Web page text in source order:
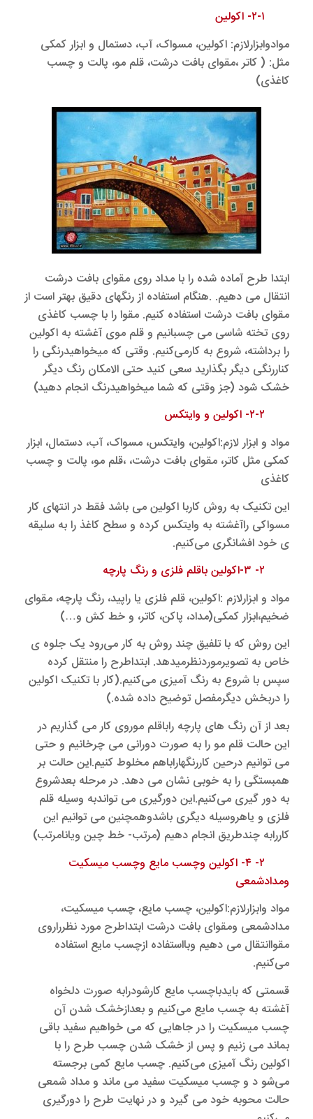
موادوابزارلازم: اکولین، مسواک، آب، دستمال و ابزار کمکی
مثل: ( کاتر ،مقوای بافت درشت، قلم مو، پالت و چسب
کاغذی)
ابتدا طرح آماده شده را با مداد روی مقوای بافت درشت
انتقال می دهیم. .هنگام استفاده از رنگهای دقیق بهتر است از
مقوای بافت درشت استفاده کنیم. مقوا را با چسب کاغذی
روی تخته شاسی می چسبانیم و قلم موی آغشته به اکولین
را برداشته، شروع به کارمی‌کنیم. وقتی که میخواهیدرنگی را
کناررنگی دیگر بگذارید سعی کنید حتی الامکان رنگ دیگر
خشک شود (جز وقتی که شما میخواهیدرنگ انجام دهید)
مواد و ابزار لازم:اکولین، وایتکس، مسواک، آب، دستمال، ابزار
کمکی مثل کاتر، مقوای بافت درشت، ،قلم مو، پالت و چسب
کاغذی
این تکنیک به روش کاربا اکولین می باشد فقط در انتهای کار
مسواکی راآغشته به وایتکس کرده و سطح کاغذ را به سلیقه
ی خود افشانگری می‌کنیم.
مواد و ابزارلازم :اکولین، قلم فلزی یا راپید، رنگ پارچه، مقوای
ضخیم،ابزار کمکی(مداد، پاکن، کاتر، و خط کش و…)
این روش که با تلفیق چند روش به کار می‌رود یک جلوه ی
خاص به تصویرموردنظرمیدهد. ابتداطرح را منتقل کرده
سپس با شروع به رنگ آمیزی می‌کنیم.(کار با تکنیک اکولین
را دربخش دیگرمفصل توضیح داده شده.)
بعد از آن رنگ های پارچه راباقلم موروی کار می گذاریم در
این حالت قلم مو را به صورت دورانی می چرخانیم و حتی
می توانیم درحین کاررنگهاراباهم مخلوط کنیم.این حالت بر
همبستگی را به خوبی نشان می دهد. در مرحله بعدشروع
به دور گیری می‌کنیم.این دورگیری می تواندبه وسیله قلم
فلزی و یاهروسیله دیگری باشدوهمچنین می توانیم این
کاررابه چندطریق انجام دهیم (مرتب- خط چین ویانامرتب)
۲- ۴- اکولین وچسب مایع وچسب میسکیت
ومدادشمعی
مواد وابزارلازم:اکولین، چسب مایع، چسب میسکیت،
مدادشمعی ومقوای بافت درشت ابتداطرح مورد نظرراروی
مقواانتقال می دهیم وبااستفاده ازچسب مایع استفاده
می‌کنیم.
قسمتی که بایدباچسب مایع کارشودرابه صورت دلخواه
آغشته به چسب مایع می‌کنیم و بعدازخشک شدن آن
چسب میسکیت را در جاهایی که می خواهیم سفید باقی
بماند می زنیم و پس از خشک شدن چسب طرح را با
اکولین رنگ آمیزی می‌کنیم. چسب مایع کمی برجسته
می‌شو د و چسب میسکیت سفید می ماند و مداد شمعی
حالت محوبه خود می گیرد و در نهایت طرح را دورگیری